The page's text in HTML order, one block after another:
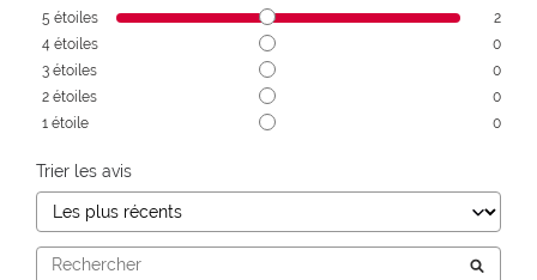
5 étoiles
2
4 étoiles
0
3 étoiles
0
2 étoiles
0
1 étoile 0
Trier les avis